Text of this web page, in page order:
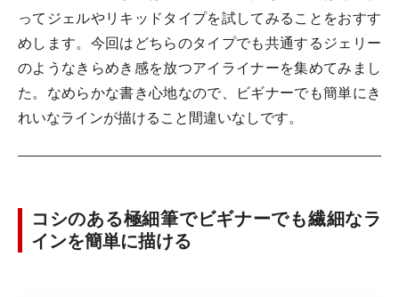
ってジェルやリキッドタイプを試してみることをおすす
めします。今回はどちらのタイプでも共通するジェリー
のようなきらめき感を放つアイライナーを集めてみまし
た。なめらかな書き心地なので、ビギナーでも簡単にき
れいなラインが描けること間違いなしです。
コシのある極細筆でビギナーでも繊細なラ
インを簡単に描ける